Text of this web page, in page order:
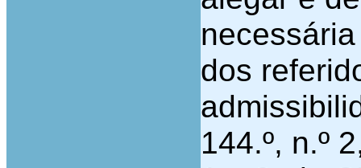
dos
144.º, n.º